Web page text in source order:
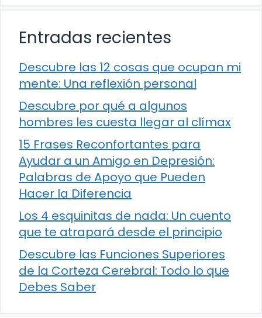
Entradas recientes
Descubre las 12 cosas que ocupan mi
mente: Una reflexión personal
Descubre por qué a algunos
hombres les cuesta llegar al clímax
15 Frases Reconfortantes para
Ayudar a un Amigo en Depresión:
Palabras de Apoyo que Pueden
Hacer la Diferencia
Los 4 esquinitas de nada: Un cuento
que te atrapará desde el principio
Descubre las Funciones Superiores
de la Corteza Cerebral: Todo lo que
Debes Saber